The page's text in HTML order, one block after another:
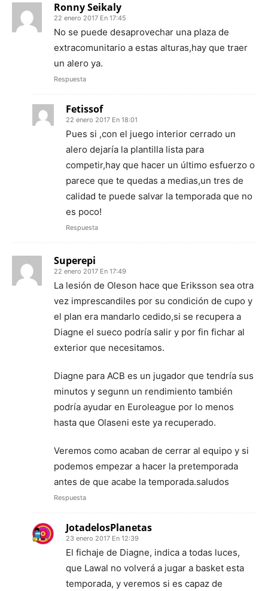
Ronny Seikaly
22 enero 2017 En 17:45
No se puede desaprovechar una plaza de
extracomunitario a estas alturas,hay que traer
un alero ya.
Respuesta
Fetissof
22 enero 2017 En 18:01
Pues si ,con el juego interior cerrado un
alero dejaría la plantilla lista para
competir,hay que hacer un último esfuerzo o
parece que te quedas a medias,un tres de
calidad te puede salvar la temporada que no
es poco!
Respuesta
Superepi
22 enero 2017 En 17:49
La lesión de Oleson hace que Eriksson sea otra
vez imprescandiles por su condición de cupo y
el plan era mandarlo cedido,si se recupera a
Diagne el sueco podría salir y por fin fichar al
exterior que necesitamos.
Diagne para ACB es un jugador que tendría sus
minutos y segunn un rendimiento también
podría ayudar en Euroleague por lo menos
hasta que Olaseni este ya recuperado.
Veremos como acaban de cerrar al equipo y si
podemos empezar a hacer la pretemporada
antes de que acabe la temporada.saludos
Respuesta
JotadelosPlanetas
23 enero 2017 En 12:39
El fichaje de Diagne, indica a todas luces,
que Lawal no volverá a jugar a basket esta
temporada, y veremos si es capaz de